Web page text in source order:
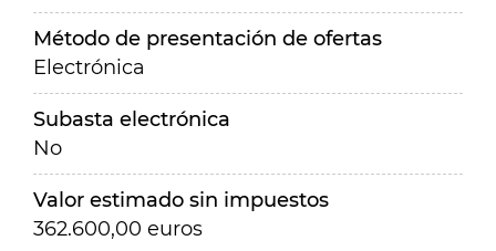
Método de presentación de ofertas
Electrónica
Subasta electrónica
No
Valor estimado sin impuestos
362.600,00 euros